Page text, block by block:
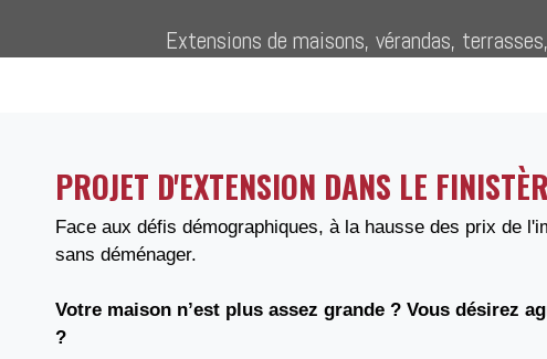
Extensions de maisons, vérandas,
PROJET D'EXTENSION DANS LE
Face aux défis démographiques, à la hausse des prix de
sans déménager.
Votre maison n’est plus assez grande ? Vous désirez
?